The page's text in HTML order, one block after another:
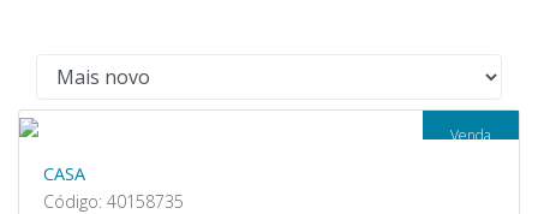
Venda
CASA
Código: 40158735